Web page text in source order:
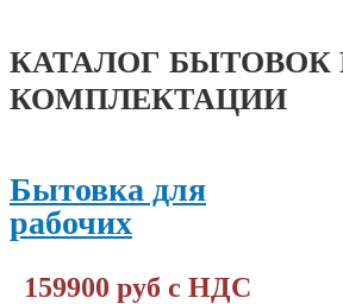
КАТАЛОГ БЫТОВОК
КОМПЛЕКТАЦИИ
Бытовка для
рабочих
159900 руб с НДС